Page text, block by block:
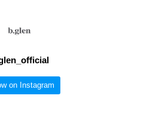
on Instagram